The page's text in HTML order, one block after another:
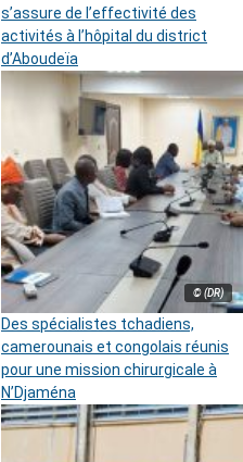
s’assure de l’effectivité des
activités à l’hôpital du district
d’Aboudeïa
© (DR)
Des spécialistes tchadiens,
camerounais et congolais réunis
pour une mission chirurgicale à
N’Djaména